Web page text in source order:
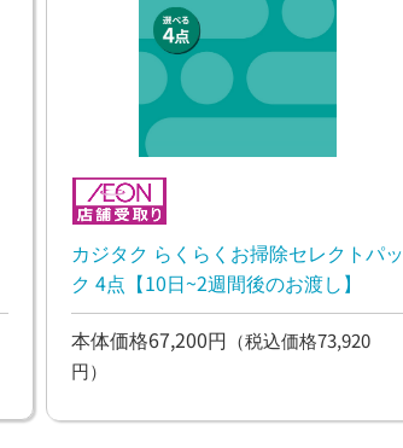
カジタク らくらくお掃除セレクトパッ
ク 4点【10日~2週間後のお渡し】
本体価格67,200円 （税込価格73,920
円）